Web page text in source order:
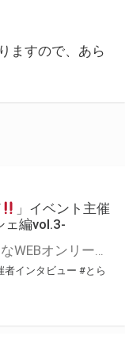
ますので、あら
」イベント主催
ェ編vol.3-
こんにちは、とらのあなWEBオンリー運営スタッフです。 新たにお届けする、イベント主催者インタビュー-マルシェ編-は、 とらのあなWEBオンリー「マルシェ」をご利用した主催様に 「マルシェ」を使って開催した感想や心がけをお聞きする企画です。 今回は、WEBオンリー初開催「つるみかるぱれーど
者インタビュー #とら